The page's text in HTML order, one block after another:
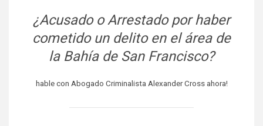
¿Acusado o Arrestado por haber
cometido un delito en el área de
la Bahía de San Francisco?
hable con Abogado Criminalista Alexander Cross ahora!